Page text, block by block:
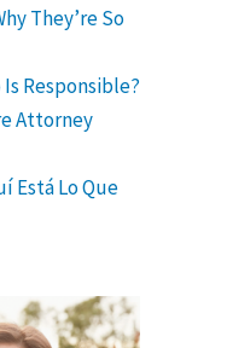
They’re So
Is Responsible?
Attorney
Está Lo Que